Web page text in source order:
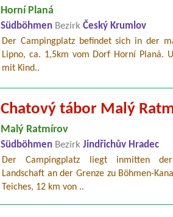
Horní Planá
Südböhmen Bezirk Český Krumlov
Der Campingplatz befindet sich in der
Lipno, ca. 1,5km vom Dorf Horní Planá.
mit Kind..
Chatový tábor Malý
Malý Ratmírov
Südböhmen Bezirk Jindřichův Hradec
Der Campingplatz liegt inmitten der
Landschaft an der Grenze zu Böhmen-
Teiches, 12 km von ..